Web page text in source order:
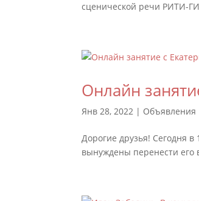
сценической речи РИТИ-
Онлайн
Янв 28, 2022 | Объявления
Дорогие друзья! Сегодня
вынуждены перенести его